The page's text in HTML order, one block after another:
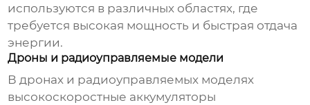
используются в различных областях, где
требуется высокая мощность и быстрая отдача
энергии.
Дроны и радиоуправляемые модели
В дронах и радиоуправляемых моделях
высокоскоростные аккумуляторы